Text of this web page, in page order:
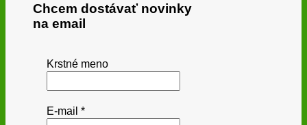
Chcem dostávať novinky
na email
Krstné meno
E-mail *